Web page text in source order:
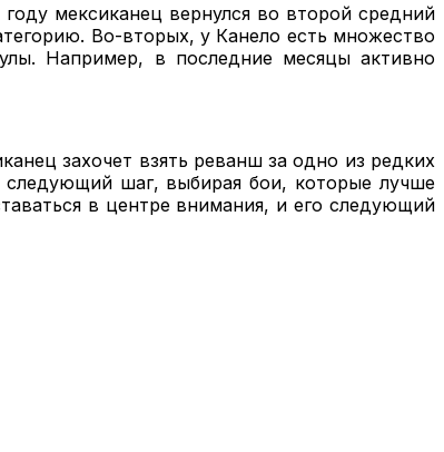
мексиканец вернулся во второй средний
Во-вторых, у Канело есть множество
Например, в последние месяцы активно
захочет взять реванш за одно из редких
шаг, выбирая бои, которые лучше
в центре внимания, и его следующий